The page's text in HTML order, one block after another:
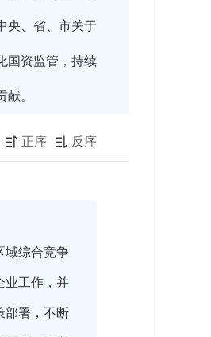
央、省、市关于
国资监管，持续
。
 正序  反序
域综合竞争
业工作，并
部署，不断